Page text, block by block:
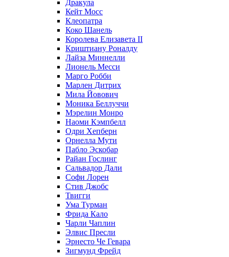
Дракула
Кейт Мосс
Клеопатра
Коко Шанель
Королева Елизавета II
Криштиану Роналду
Лайза Миннелли
Лионель Месси
Марго Робби
Марлен Дитрих
Мила Йовович
Моника Беллуччи
Мэрелин Монро
Наоми Кэмпбелл
Одри Хепберн
Орнелла Мути
Пабло Эскобар
Райан Гослинг
Сальвадор Дали
Софи Лорен
Стив Джобс
Твигги
Ума Турман
Фрида Кало
Чарли Чаплин
Элвис Пресли
Эрнесто Че Гевара
Зигмунд Фрейд